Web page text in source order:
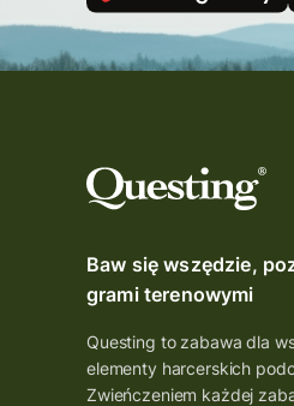
Baw się wszędzie,
grami terenowymi
Questing to zabawa dla
elementy harcerskich
Zwieńczeniem każdej